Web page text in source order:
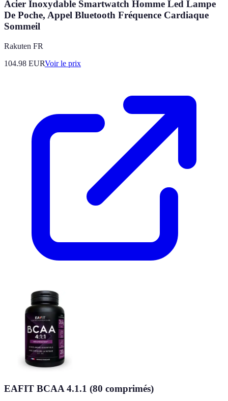
Acier Inoxydable Smartwatch Homme Led Lampe
De Poche, Appel Bluetooth Fréquence Cardiaque
Sommeil
Rakuten FR
104.98 EURVoir le prix
EAFIT BCAA 4.1.1 (80 comprimés)